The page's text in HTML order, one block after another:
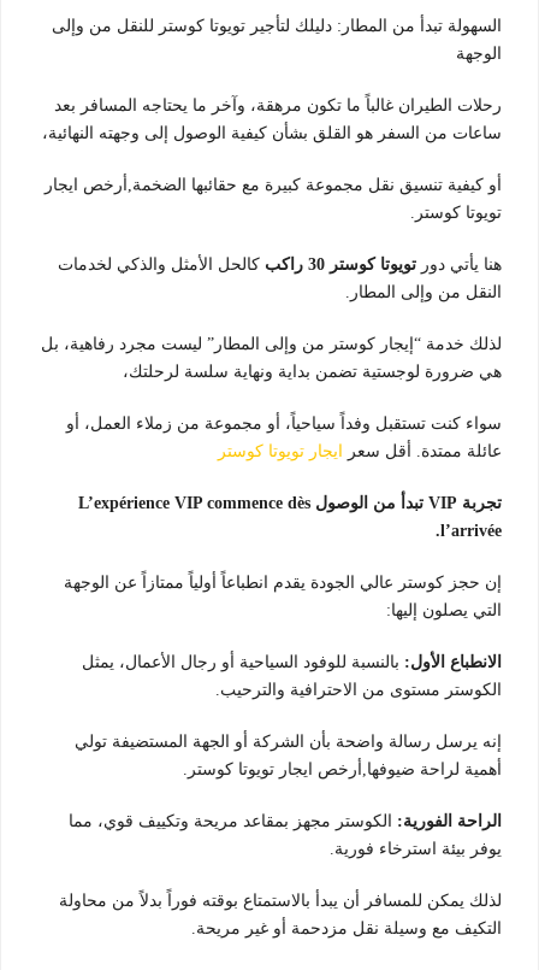
السهولة تبدأ من المطار: دليلك لتأجير تويوتا كوستر للنقل من وإلى
الوجهة
رحلات الطيران غالباً ما تكون مرهقة، وآخر ما يحتاجه المسافر بعد
ساعات من السفر هو القلق بشأن كيفية الوصول إلى وجهته النهائية،
أو كيفية تنسيق نقل مجموعة كبيرة مع حقائبها الضخمة,أرخص ايجار
تويوتا كوستر.
هنا يأتي دور تويوتا كوستر 30 راكب
كالحل الأمثل والذكي لخدمات
النقل من وإلى المطار.
لذلك خدمة “إيجار كوستر من وإلى المطار” ليست مجرد رفاهية، بل
هي ضرورة لوجستية تضمن بداية ونهاية سلسة لرحلتك،
سواء كنت تستقبل وفداً سياحياً، أو مجموعة من زملاء العمل، أو
عائلة ممتدة. أقل سعر
ايجار تويوتا كوستر
تجربة VIP تبدأ من الوصول L’expérience VIP commence dès
l’arrivée.
إن حجز كوستر عالي الجودة يقدم انطباعاً أولياً ممتازاً عن الوجهة
التي يصلون إليها:
الانطباع الأول: بالنسبة للوفود السياحية أو رجال الأعمال، يمثل
الكوستر مستوى من الاحترافية والترحيب.
إنه يرسل رسالة واضحة بأن الشركة أو الجهة المستضيفة تولي
أهمية لراحة ضيوفها,أرخص ايجار تويوتا كوستر.
الراحة الفورية: الكوستر مجهز بمقاعد مريحة وتكييف قوي، مما
يوفر بيئة استرخاء فورية.
لذلك يمكن للمسافر أن يبدأ بالاستمتاع بوقته فوراً بدلاً من محاولة
التكيف مع وسيلة نقل مزدحمة أو غير مريحة.